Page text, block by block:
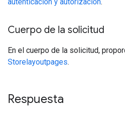
Cuerpo de la solicitud
En el cuerpo de la solicitud,
Storelayoutpages.
Respuesta